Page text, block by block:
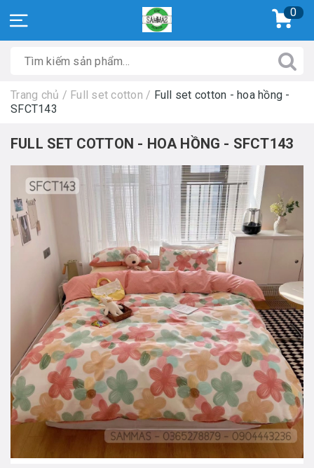
0
Trang chủ / Full set cotton / Full set cotton - hoa hồng -
SFCT143
FULL SET COTTON - HOA HỒNG - SFCT143